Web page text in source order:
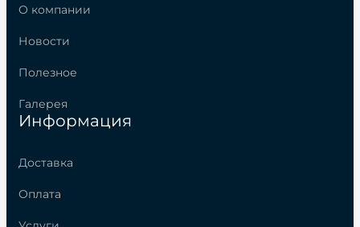
О компании
Новости
Полезное
Галерея
Информация
Доставка
Оплата